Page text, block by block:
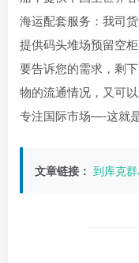
海运配套服务：我司
提供码头堆场预留空
要告诉您的需求，剩
物的流通情况，又可
专注国际市场—-这就
文章链接： 到库克